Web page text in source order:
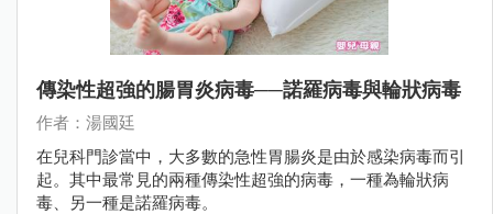
傳染性超強的腸胃炎病毒──諾羅病毒與輪狀病毒
作者：湯國廷
在兒科門診當中，大多數的急性胃腸炎是由於感染病毒而引
起。其中最常見的兩種傳染性超強的病毒，一種為輪狀病
毒、另一種是諾羅病毒。